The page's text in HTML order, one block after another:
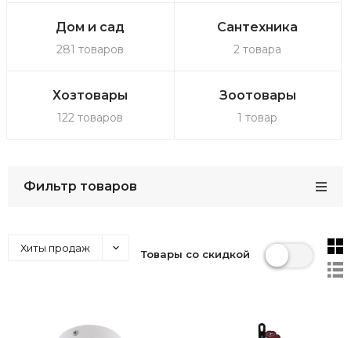
Дом и сад
281 товаров
Сантехника
2 товара
Хозтовары
122 товаров
Зоотовары
1 товар
Фильтр товаров
Хиты продаж Товары со скидкой